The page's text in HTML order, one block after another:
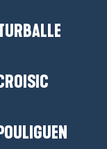
Le Pouliguen.